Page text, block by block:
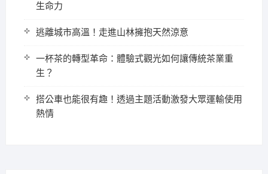
生命力
逃離城市高溫！走進山林擁抱天然涼意
一杯茶的轉型革命：體驗式觀光如何讓傳統茶業重
生？
搭公車也能很有趣！透過主題活動激發大眾運輸使用
熱情